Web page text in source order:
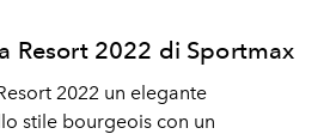
Resort 2022 di Sportmax
2022 un elegante
stile bourgeois con un